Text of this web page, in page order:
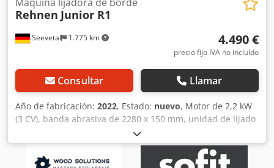
Seevetal 1.775 km
Rehnen Junior R1
4.490 €
precio fijo IVA no incluído
Consultar Llamar
Año de fabricación: 2022, Estado: nuevo, Motor de 2,2 kW
(3 CV), banda abrasiva de 2280 x 150 mm, unidad de lijado
de bordes con ángulo ajustable, oscilación motorizada de
la banda, mesa de apoyo en el rodillo de guía, tensión
neumática de la banda, tamaño de la mesa: 700 x 350 mm,